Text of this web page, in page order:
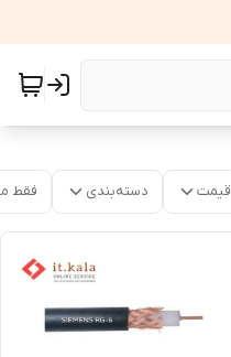
قیمت دسته‌بندی فقط